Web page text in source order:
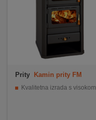
KONTAKT
Prity Kamin prity FM
Kvalitetna izrada s visokom iskoristivošću